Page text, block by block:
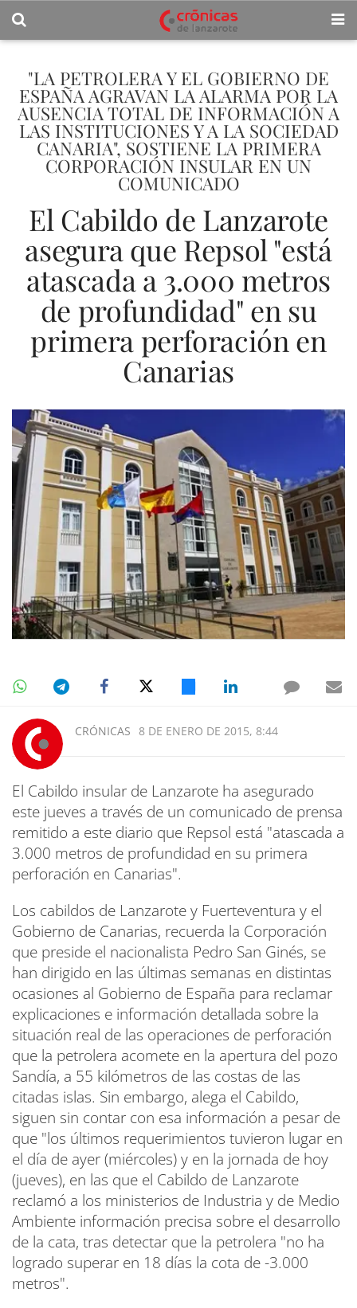
"LA PETROLERA Y EL GOBIERNO DE
ESPAÑA AGRAVAN LA ALARMA POR LA
AUSENCIA TOTAL DE INFORMACIÓN A
LAS INSTITUCIONES Y A LA SOCIEDAD
CANARIA", SOSTIENE LA PRIMERA
CORPORACIÓN INSULAR EN UN
COMUNICADO
El Cabildo de Lanzarote
asegura que Repsol "está
atascada a 3.000 metros
de profundidad" en su
primera perforación en
Canarias
CRÓNICAS 8 DE ENERO DE 2015, 8:44
El Cabildo insular de Lanzarote ha asegurado
este jueves a través de un comunicado de prensa
remitido a este diario que Repsol está "atascada a
3.000 metros de profundidad en su primera
perforación en Canarias".
Los cabildos de Lanzarote y Fuerteventura y el
Gobierno de Canarias, recuerda la Corporación
que preside el nacionalista Pedro San Ginés, se
han dirigido en las últimas semanas en distintas
ocasiones al Gobierno de España para reclamar
explicaciones e información detallada sobre la
situación real de las operaciones de perforación
que la petrolera acomete en la apertura del pozo
Sandía, a 55 kilómetros de las costas de las
citadas islas. Sin embargo, alega el Cabildo,
siguen sin contar con esa información a pesar de
que "los últimos requerimientos tuvieron lugar en
el día de ayer (miércoles) y en la jornada de hoy
(jueves), en las que el Cabildo de Lanzarote
reclamó a los ministerios de Industria y de Medio
Ambiente información precisa sobre el desarrollo
de la cata, tras detectar que la petrolera "no ha
logrado superar en 18 días la cota de -3.000
metros".